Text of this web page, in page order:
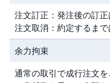
ン
)
S
BI
ッ
プ
注文訂正：発注後の訂
注文取消：約定するま
余力拘束
通常の取引で成行注文